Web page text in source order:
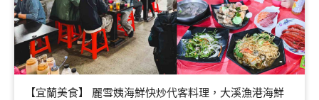
【宜蘭美食】 麗雪姨海鮮快炒代客料理，大溪漁港海鮮